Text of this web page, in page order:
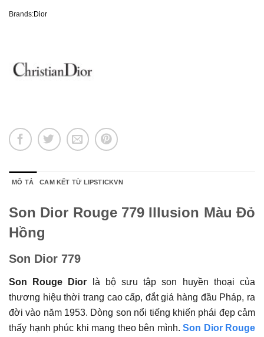
Brands:Dior
MÔ TẢ CAM KẾT TỪ LIPSTICKVN
Son Dior Rouge 779 Illusion Màu Đỏ
Hồng
Son Dior 779
Son Rouge Dior là bộ sưu tập son huyền thoại của
thương hiệu thời trang cao cấp, đắt giá hàng đầu Pháp, ra
đời vào năm 1953. Dòng son nổi tiếng khiến phái đẹp cảm
thấy hạnh phúc khi mang theo bên mình. Son Dior Rouge